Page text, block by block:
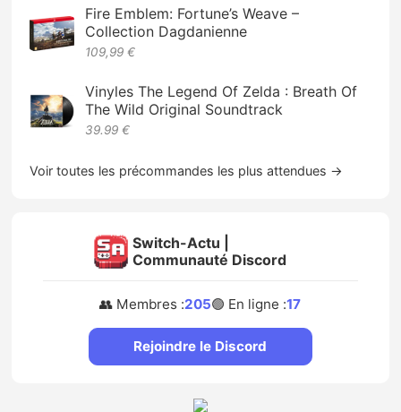
Fire Emblem: Fortune’s Weave –
Collection Dagdanienne
109,99 €
Vinyles The Legend Of Zelda : Breath Of
The Wild Original Soundtrack
39.99 €
Voir toutes les précommandes les plus attendues →
Switch-Actu |
Communauté Discord
👥 Membres :205🟢 En ligne :17
Rejoindre le Discord